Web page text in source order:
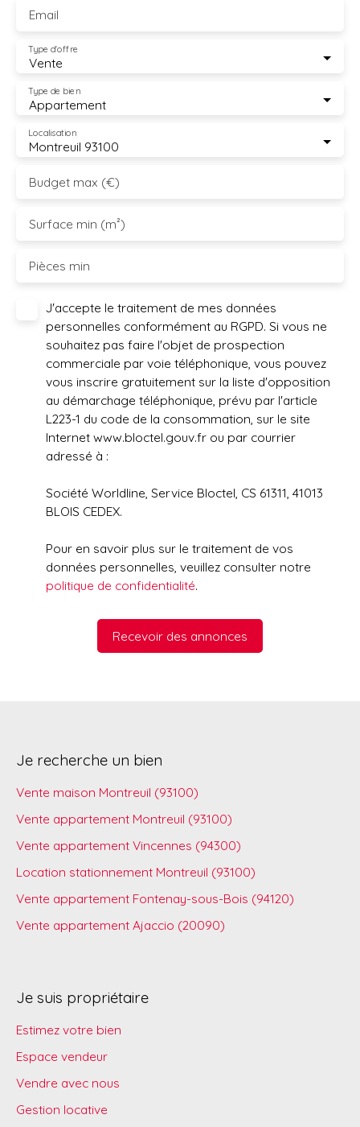
Email
Vente
Type d'offre
Appartement
Type de bien
Montreuil 93100
Localisation
Budget max (€)
Surface min (m²)
Pièces min
J'accepte le traitement de mes données
personnelles conformément au RGPD. Si vous ne
souhaitez pas faire l'objet de prospection
commerciale par voie téléphonique, vous pouvez
vous inscrire gratuitement sur la liste d'opposition
au démarchage téléphonique, prévu par l'article
L223-1 du code de la consommation, sur le site
Internet www.bloctel.gouv.fr ou par courrier
adressé à :
Société Worldline, Service Bloctel, CS 61311, 41013
BLOIS CEDEX.
Pour en savoir plus sur le traitement de vos
données personnelles, veuillez consulter notre
politique de confidentialité.
Recevoir des annonces
Je recherche un bien
Vente maison Montreuil (93100)
Vente appartement Montreuil (93100)
Vente appartement Vincennes (94300)
Location stationnement Montreuil (93100)
Vente appartement Fontenay-sous-Bois (94120)
Vente appartement Ajaccio (20090)
Je suis propriétaire
Estimez votre bien
Espace vendeur
Vendre avec nous
Gestion locative